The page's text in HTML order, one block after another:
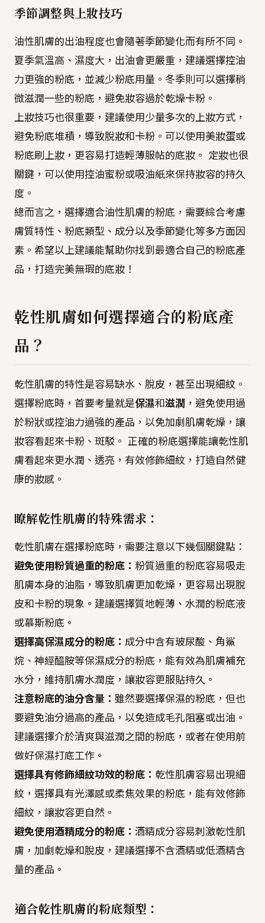
季節調整與上妝技巧
油性肌膚的出油程度也會隨著季節變化而有所不同。
夏季氣溫高、濕度大，出油會更嚴重，建議選擇控油
力更強的粉底，並減少粉底用量。冬季則可以選擇稍
微滋潤一些的粉底，避免妝容過於乾燥卡粉。
上妝技巧也很重要，建議使用少量多次的上妝方式，
避免粉底堆積，導致脫妝和卡粉。可以使用美妝蛋或
粉底刷上妝，更容易打造輕薄服帖的底妝。 定妝也很
關鍵，可以使用控油蜜粉或吸油紙來保持妝容的持久
度。
總而言之，選擇適合油性肌膚的粉底，需要綜合考慮
膚質特性、粉底類型、成分以及季節變化等多方面因
素。希望以上建議能幫助你找到最適合自己的粉底產
品，打造完美無瑕的底妝！
乾性肌膚如何選擇適合的粉底產
品？
乾性肌膚的特性是容易缺水、脫皮，甚至出現細紋。
選擇粉底時，首要考量就是保濕和滋潤 ，避免使用過
於粉狀或控油力過強的產品，以免加劇肌膚乾燥，讓
妝容看起來卡粉、斑駁。 正確的粉底選擇能讓乾性肌
膚看起來更水潤、透亮，有效修飾細紋，打造自然健
康的妝感。
瞭解乾性肌膚的特殊需求：
乾性肌膚在選擇粉底時，需要注意以下幾個關鍵點：
避免使用粉質過重的粉底： 粉質過重的粉底容易吸走
肌膚本身的油脂，導致肌膚更加乾燥，更容易出現脫
皮和卡粉的現象。建議選擇質地輕薄、水潤的粉底液
或慕斯粉底。
選擇高保濕成分的粉底： 成分中含有玻尿酸、角鯊
烷、神經醯胺等保濕成分的粉底，能有效為肌膚補充
水分，維持肌膚水潤度，讓妝容更服貼持久。
注意粉底的油分含量： 雖然要選擇保濕的粉底，但也
要避免油分過高的產品，以免造成毛孔阻塞或出油。
建議選擇介於清爽與滋潤之間的粉底，或者在使用前
做好保濕打底工作。
選擇具有修飾細紋功效的粉底： 乾性肌膚容易出現細
紋，選擇具有光澤感或柔焦效果的粉底，能有效修飾
細紋，讓妝容更自然。
避免使用酒精成分的粉底： 酒精成分容易刺激乾性肌
膚，加劇乾燥和脫皮，建議選擇不含酒精或低酒精含
量的產品。
適合乾性肌膚的粉底類型：